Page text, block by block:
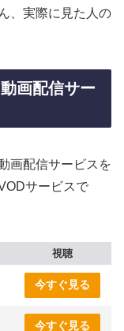
、実際に見た人の
画配信サー
画配信サービスを
サービスで
視聴
今すぐ見る
今すぐ見る